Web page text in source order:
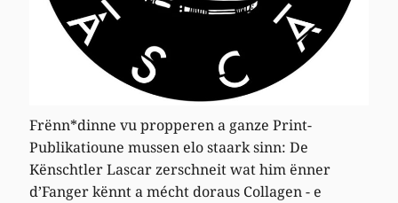
Frënn*dinne vu propperen a ganze Print-
Publikatioune mussen elo staark sinn: De
Kënschtler Lascar zerschneit wat him ënner
d’Fanger kënnt a mécht doraus Collagen - e